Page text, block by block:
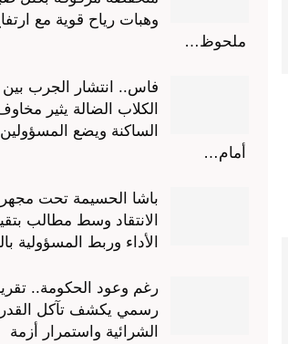
وهبات رياح قوية مع
ملحوظ…
فاس.. انتشار الجرب بين
الكلاب الضالة يثير
الساكنة ويضع المسؤولين
أمام…
باشا الحسيمة تحت مجهر
الانتقاد وسط مطالب
الأداء وربط المسؤولية
رغم وعود الحكومة..
رسمي يكشف تآكل
الشرائية واستمرار أزمة